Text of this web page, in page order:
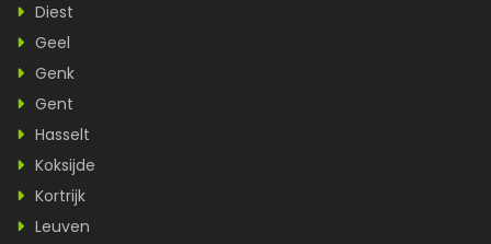
Diest
Geel
Genk
Gent
Hasselt
Koksijde
Kortrijk
Leuven